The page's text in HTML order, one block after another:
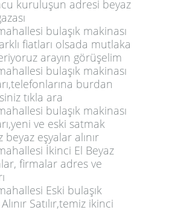
kuruluşun adresi beyaz
bulaşık makinası
fiatları olsada mutlaka
arayın görüşelim
bulaşık makinası
burdan
tıkla ara
bulaşık makinası
ve eski satmak
beyaz eşyalar alınır
İkinci El Beyaz
firmalar adres ve
Eski bulaşık
Satılır,temiz ikinci